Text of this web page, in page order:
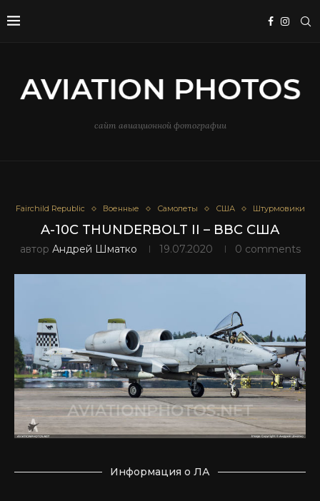
сайт авиационной фотографии
Fairchild Republic Военные Самолеты США Штурмовики
A-10C THUNDERBOLT II – ВВС США
автор Андрей Шматко 19.07.2020 0 comments
Информация о ЛА